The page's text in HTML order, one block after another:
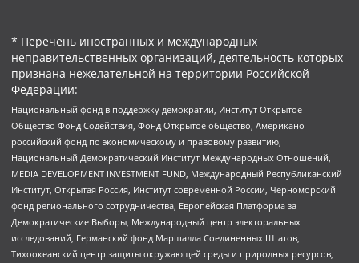
* Перечень иностранных и международных
неправительственных организаций, деятельность которых
признана нежелательной на территории Российской
Федерации:
Национальный фонд в поддержку демократии, Институт Открытое
Общество Фонд Содействия, Фонд Открытое общество, Американо-
российский фонд по экономическому и правовому развитию,
Национальный Демократический Институт Международных Отношений,
MEDIA DEVELOPMENT INVESTMENT FUND, Международный Республиканский
Институт, Открытая Россия, Институт современной России, Черноморский
фонд регионального сотрудничества, Европейская Платформа за
Демократические Выборы, Международный центр электоральных
исследований, Германский фонд Маршалла Соединенных Штатов,
Тихоокеанский центр защиты окружающей среды и природных ресурсов,